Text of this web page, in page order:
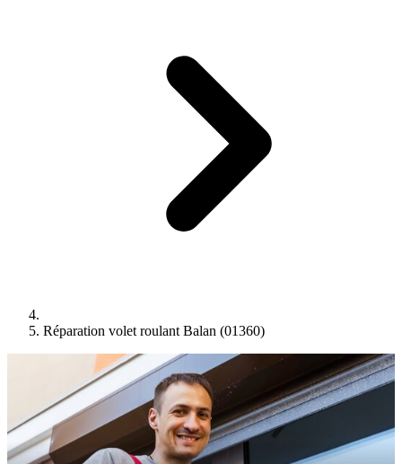
Réparation volet roulant Balan (01360)